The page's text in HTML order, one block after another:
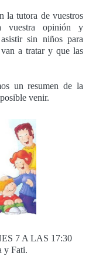
la tutora de vuestros
vuestra opinión y
sin niños para
a tratar y que las
un resumen de la
venir.
7 A LAS 17:30
y Fati.